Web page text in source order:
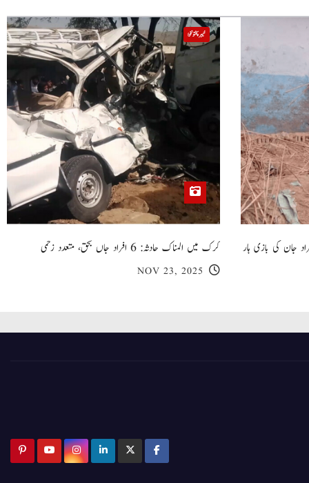
گھر کی چھت گرنے کا سانحہ: 5 افراد جان کی بازی ہار
خیبر پختونخوا
کرک میں المناک حادثہ: 6 افراد جاں بحق، متعدد زخمی
NOV 23, 2025